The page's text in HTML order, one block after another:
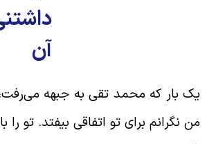
آن
بار که محمد تقی به جبهه می‌رفت،
نگرانم برای تو اتفاقی بیفتد. تو را